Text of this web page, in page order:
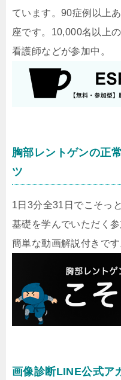
ています。90症例以上
座です。10,000名以上
看護師などが参加中。
胸部レントゲンの正
ツ
1日3分全31日でこそっ
基礎を学んでいただく
簡単な動画解説付きです
画像診断LINE公式ア